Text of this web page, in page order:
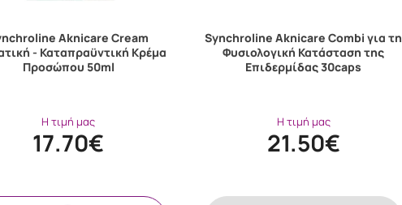
Aknicare Cream
- Καταπραϋντική Κρέμα
Προσώπου 50ml
Η τιμή μας
17.70€
Synchroline Aknicare Combi για τη
Φυσιολογική Κατάσταση της
Επιδερμίδας 30caps
Η τιμή μας
21.50€